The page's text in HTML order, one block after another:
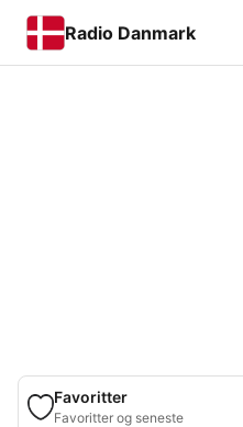
Radio Danmark
Favoritter
Favoritter og seneste